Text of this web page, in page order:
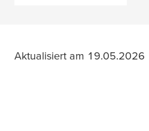
Aktualisiert am 19.05.2026